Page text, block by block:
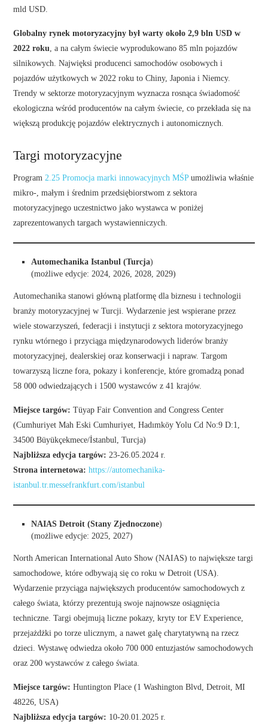
mld USD.
Globalny rynek motoryzacyjny był warty około 2,9 bln USD w
2022 roku, a na całym świecie wyprodukowano 85 mln pojazdów
silnikowych. Najwięksi producenci samochodów osobowych i
pojazdów użytkowych w 2022 roku to Chiny, Japonia i Niemcy.
Trendy w sektorze motoryzacyjnym wyznacza rosnąca świadomość
ekologiczna wśród producentów na całym świecie, co przekłada się na
większą produkcję pojazdów elektrycznych i autonomicznych.
Targi motoryzacyjne
Program 2.25 Promocja marki innowacyjnych MŚPumożliwia właśnie
mikro-, małym i średnim przedsiębiorstwom z sektora
motoryzacyjnego uczestnictwo jako wystawca w poniżej
zaprezentowanych targach wystawienniczych.
Automechanika Istanbul (Turcja)
(możliwe edycje: 2024, 2026, 2028, 2029)
Automechanika stanowi główną platformę dla biznesu i technologii
branży motoryzacyjnej w Turcji. Wydarzenie jest wspierane przez
wiele stowarzyszeń, federacji i instytucji z sektora motoryzacyjnego
rynku wtórnego i przyciąga międzynarodowych liderów branży
motoryzacyjnej, dealerskiej oraz konserwacji i napraw. Targom
towarzyszą liczne fora, pokazy i konferencje, które gromadzą ponad
58 000 odwiedzających i 1500 wystawców z 41 krajów.
Miejsce targów: Tüyap Fair Convention and Congress Center
(Cumhuriyet Mah Eski Cumhuriyet, Hadımköy Yolu Cd No:9 D:1,
34500 Büyükçekmece/İstanbul, Turcja)
Najbliższa edycja targów: 23-26.05.2024 r.
Strona internetowa:https://automechanika-
istanbul.tr.messefrankfurt.com/istanbul
NAIAS Detroit (Stany Zjednoczone)
(możliwe edycje: 2025, 2027)
North American International Auto Show (NAIAS) to największe targi
samochodowe, które odbywają się co roku w Detroit (USA).
Wydarzenie przyciąga największych producentów samochodowych z
całego świata, którzy prezentują swoje najnowsze osiągnięcia
techniczne. Targi obejmują liczne pokazy, kryty tor EV Experience,
przejażdżki po torze ulicznym, a nawet galę charytatywną na rzecz
dzieci. Wystawę odwiedza około 700 000 entuzjastów samochodowych
oraz 200 wystawców z całego świata.
Miejsce targów:Huntington Place (1 Washington Blvd, Detroit, MI
48226, USA)
Najbliższa edycja targów: 10-20.01.2025 r.